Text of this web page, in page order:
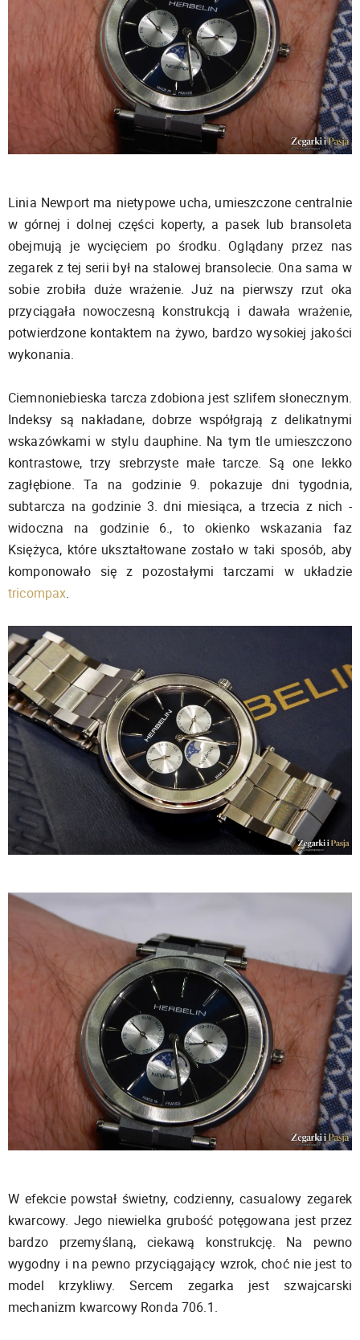
Linia Newport ma nietypowe ucha, umieszczone centralnie
w górnej i dolnej części koperty, a pasek lub bransoleta
obejmują je wycięciem po środku. Oglądany przez nas
zegarek z tej serii był na stalowej bransolecie. Ona sama w
sobie zrobiła duże wrażenie. Już na pierwszy rzut oka
przyciągała nowoczesną konstrukcją i dawała wrażenie,
potwierdzone kontaktem na żywo, bardzo wysokiej jakości
wykonania.
Ciemnoniebieska tarcza zdobiona jest szlifem słonecznym.
Indeksy są nakładane, dobrze współgrają z delikatnymi
wskazówkami w stylu dauphine. Na tym tle umieszczono
kontrastowe, trzy srebrzyste małe tarcze. Są one lekko
zagłębione. Ta na godzinie 9. pokazuje dni tygodnia,
subtarcza na godzinie 3. dni miesiąca, a trzecia z nich -
widoczna na godzinie 6., to okienko wskazania faz
Księżyca, które ukształtowane zostało w taki sposób, aby
komponowało się z pozostałymi tarczami w układzie
tricompax.
W efekcie powstał świetny, codzienny, casualowy zegarek
kwarcowy. Jego niewielka grubość potęgowana jest przez
bardzo przemyślaną, ciekawą konstrukcję. Na pewno
wygodny i na pewno przyciągający wzrok, choć nie jest to
model krzykliwy. Sercem zegarka jest szwajcarski
mechanizm kwarcowy Ronda 706.1.